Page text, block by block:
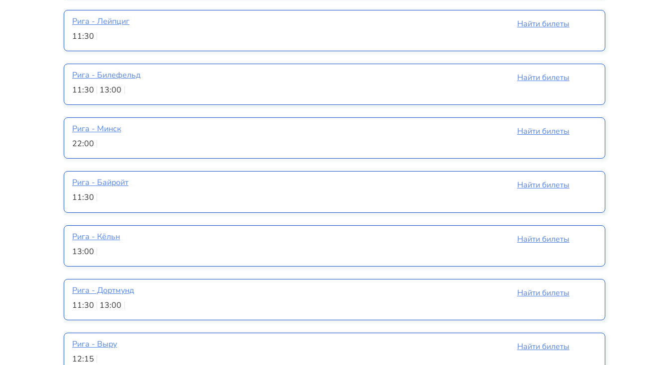
Рига - Лейпциг
11:30
Найти билеты
Рига - Билефельд
11:30
13:00
Найти билеты
Рига - Минск
22:00
Найти билеты
Рига - Байройт
11:30
Найти билеты
Рига - Кёльн
13:00
Найти билеты
Рига - Дортмунд
11:30
13:00
Найти билеты
Рига - Выру
12:15
Найти билеты